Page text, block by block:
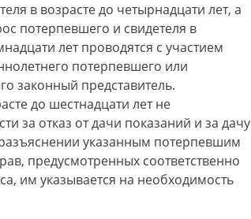
в возрасте до четырнадцати лет, а
потерпевшего и свидетеля в
лет проводятся с участием
потерпевшего или
законный представитель.
до шестнадцати лет не
за отказ от дачи показаний и за дачу
указанным потерпевшим
предусмотренных соответственно
им указывается на необходимость